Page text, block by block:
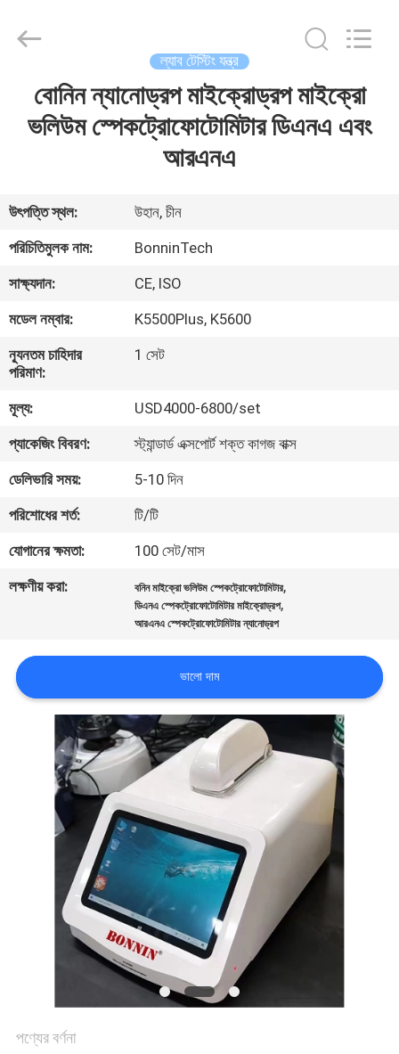
ভিডিও
সম্পর্কে
কারখানা
মান
নিয়ন্ত্রণ
করুন
জন্য
আবেদন
PRIVACY
POLICY
Rights
ল্যাব টেস্টিং যন্ত্র
বোনিন ন্যানোড্রপ মাইক্রোড্রপ মাইক্রো
ভলিউম স্পেকট্রোফোটোমিটার ডিএনএ এবং
আরএনএ
উৎপত্তি স্থল:
উহান, চীন
পরিচিতিমুলক নাম:
BonninTech
সাক্ষ্যদান:
CE, ISO
মডেল নম্বার:
K5500Plus, K5600
ন্যূনতম চাহিদার
পরিমাণ:
1 সেট
মূল্য:
USD4000-6800/set
প্যাকেজিং বিবরণ:
স্ট্যান্ডার্ড এক্সপোর্ট শক্ত কাগজ বাক্স
ডেলিভারি সময়:
5-10 দিন
পরিশোধের শর্ত:
টি/টি
যোগানের ক্ষমতা:
100 সেট/মাস
লক্ষণীয় করা:
বনিন মাইক্রো ভলিউম স্পেকট্রোফোটোমিটার,
ডিএনএ স্পেকট্রোফোটোমিটার মাইক্রোড্রপ,
আরএনএ স্পেকট্রোফোটোমিটার ন্যানোড্রপ
ভালো দাম
পণ্যের বর্ণনা